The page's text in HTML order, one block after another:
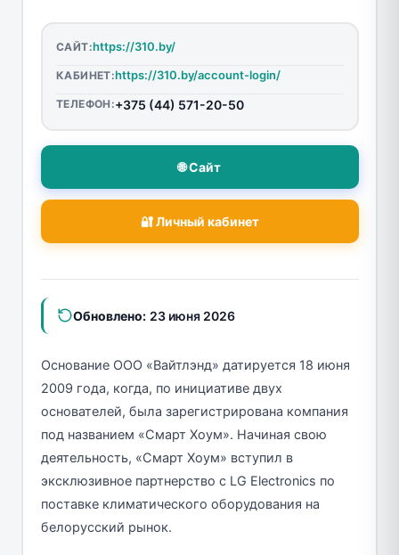
САЙТ:https://310.by/
КАБИНЕТ:https://310.by/account-login/
ТЕЛЕФОН:+375 (44) 571-20-50
🌐 Сайт
🔐 Личный кабинет
Обновлено: 23 июня 2026
Основание ООО «Вайтлэнд» датируется 18 июня
2009 года, когда, по инициативе двух
основателей, была зарегистрирована компания
под названием «Смарт Хоум». Начиная свою
деятельность, «Смарт Хоум» вступил в
эксклюзивное партнерство с LG Electronics по
поставке климатического оборудования на
белорусский рынок.